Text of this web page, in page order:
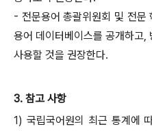
- 전문용어 총괄위원회 및 전문
용어 데이터베이스를 공개하고,
사용할 것을 권장한다.
3. 참고 사항
1) 국립국어원의 최근 통계에